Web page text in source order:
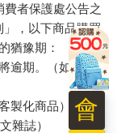
者保護處公告之
」，以下商品購買
猶豫期：
逾期。（如：生
製化商品）
雜誌）
會